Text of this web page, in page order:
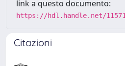
link a questo documento:
https://hdl.handle.net/
Citazioni